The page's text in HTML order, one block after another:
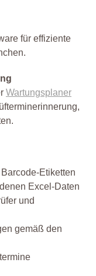
für effiziente
Wartungsplaner
Etiketten
Excel-Daten
und
gemäß den